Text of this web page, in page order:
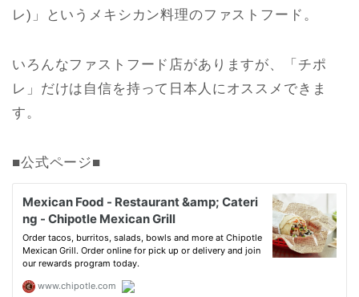
レ)」というメキシカン料理のファストフード。
いろんなファストフード店がありますが、「チポ
レ」だけは自信を持って日本人にオススメできま
す。
■公式ページ■